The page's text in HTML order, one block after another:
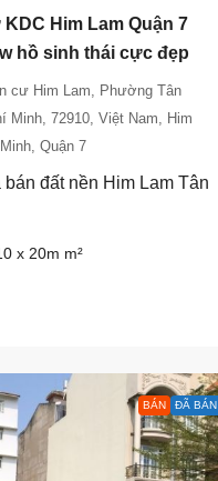
Him Lam Quận 7
hồ sinh thái cực đẹp
cư Him Lam, Phường Tân
Minh, 72910, Việt Nam, Him
Quận 7
đất nền Him Lam Tân
x 20m m²
BÁN ĐÃ BÁN